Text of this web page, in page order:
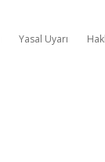
Yasal Uyarı